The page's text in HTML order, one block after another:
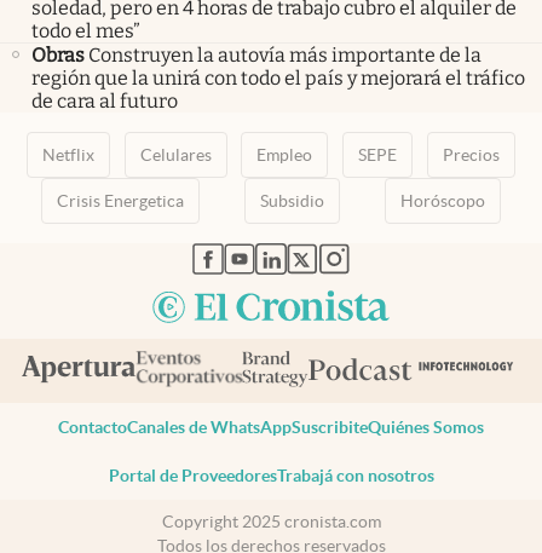
soledad, pero en 4 horas de trabajo cubro el alquiler de
todo el mes”
Obras Construyen la autovía más importante de la
región que la unirá con todo el país y mejorará el tráfico
de cara al futuro
Netflix Celulares Empleo SEPE Precios
Crisis Energetica Subsidio Horóscopo
abre en nueva pestaña
abre en nueva pestaña
abre en nueva pestaña
abre en nueva pestaña
abre en nueva pestaña
ContactoCanales de WhatsAppSuscribiteQuiénes Somos
Portal de ProveedoresTrabajá con nosotros
Copyright 2025 cronista.com
Todos los derechos reservados